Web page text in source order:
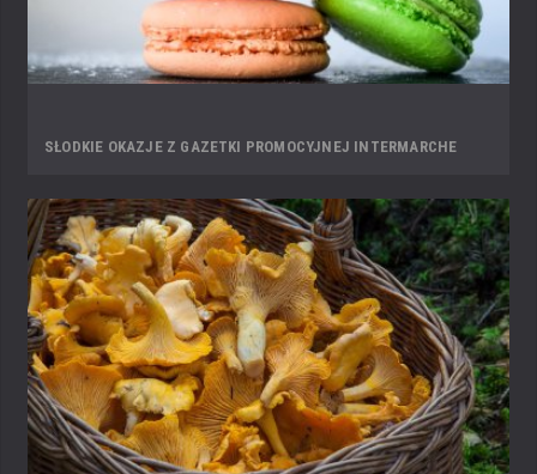
SŁODKIE OKAZJE Z GAZETKI PROMOCYJNEJ INTERMARCHE